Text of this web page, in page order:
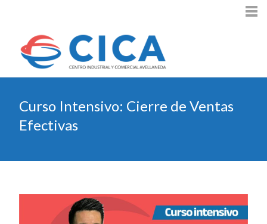
Curso Intensivo: Cierre de Ventas
Efectivas